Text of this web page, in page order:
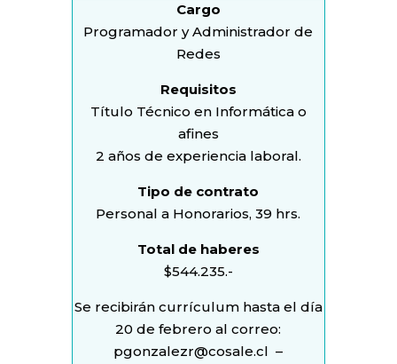
Cargo
Programador y Administrador de
Redes
Requisitos
Título Técnico en Informática o
afines
2 años de experiencia laboral.
Tipo de contrato
Personal a Honorarios, 39 hrs.
Total de haberes
$544.235.-
Se recibirán currículum hasta el día
20 de febrero al correo:
pgonzalezr@cosale.cl –